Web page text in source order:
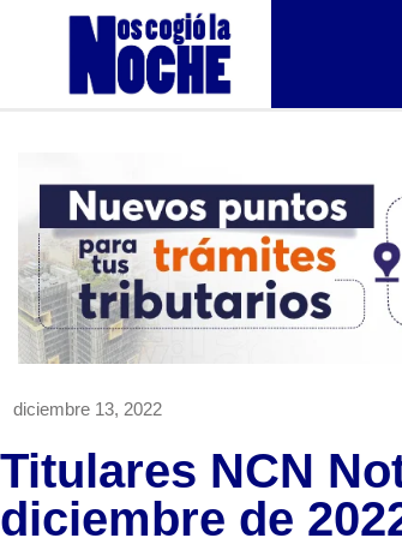
diciembre 13, 2022
Titulares NCN
diciembre de